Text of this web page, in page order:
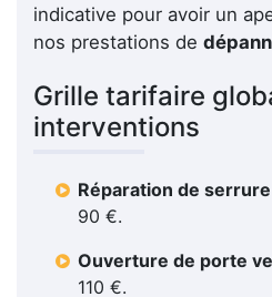
indicative pour avoir un
nos prestations de
Grille tarifaire
interventions
Réparation de
90 €.
Ouverture de porte
110 €.